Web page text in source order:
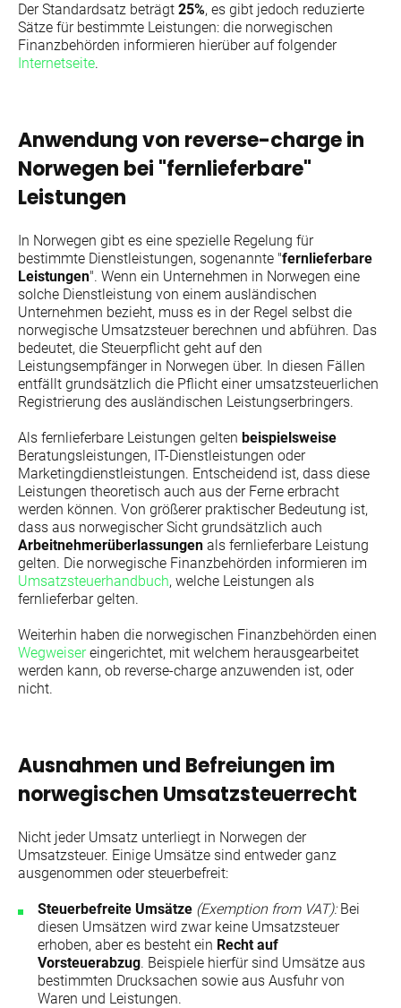
Der Standardsatz beträgt 25%, es gibt jedoch reduzierte
Sätze für bestimmte Leistungen: die norwegischen
Finanzbehörden informieren hierüber auf folgender
Internetseite.
Anwendung von reverse-charge in
Norwegen bei "fernlieferbare"
Leistungen
In Norwegen gibt es eine spezielle Regelung für
bestimmte Dienstleistungen, sogenannte "fernlieferbare
Leistungen". Wenn ein Unternehmen in Norwegen eine
solche Dienstleistung von einem ausländischen
Unternehmen bezieht, muss es in der Regel selbst die
norwegische Umsatzsteuer berechnen und abführen. Das
bedeutet, die Steuerpflicht geht auf den
Leistungsempfänger in Norwegen über. In diesen Fällen
entfällt grundsätzlich die Pflicht einer umsatzsteuerlichen
Registrierung des ausländischen Leistungserbringers.
Als fernlieferbare Leistungen gelten beispielsweise
Beratungsleistungen, IT-Dienstleistungen oder
Marketingdienstleistungen. Entscheidend ist, dass diese
Leistungen theoretisch auch aus der Ferne erbracht
werden können. Von größerer praktischer Bedeutung ist,
dass aus norwegischer Sicht grundsätzlich auch
Arbeitnehmerüberlassungen als fernlieferbare Leistung
gelten. Die norwegische Finanzbehörden informieren im
Umsatzsteuerhandbuch, welche Leistungen als
fernlieferbar gelten.
Weiterhin haben die norwegischen Finanzbehörden einen
Wegweisereingerichtet, mit welchem herausgearbeitet
werden kann, ob reverse-charge anzuwenden ist, oder
nicht.
Ausnahmen und Befreiungen im
norwegischen Umsatzsteuerrecht
Nicht jeder Umsatz unterliegt in Norwegen der
Umsatzsteuer. Einige Umsätze sind entweder ganz
ausgenommen oder steuerbefreit:
Steuerbefreite Umsätze (Exemption from VAT):Bei
diesen Umsätzen wird zwar keine Umsatzsteuer
erhoben, aber es besteht ein Recht auf
Vorsteuerabzug. Beispiele hierfür sind Umsätze aus
bestimmten Drucksachen sowie aus Ausfuhr von
Waren und Leistungen.